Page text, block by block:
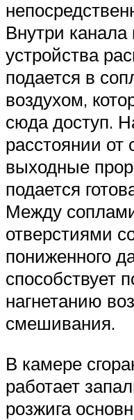
Внутри канала
устройства
подается в
воздухом,
сюда доступ.
расстоянии от
выходные
подается
Между
отверстиями
пониженного
способствует
нагнетанию
смешивания.
В камере
работает
розжига